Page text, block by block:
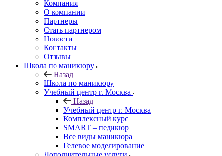
Компания
О компании
Партнеры
Стать партнером
Новости
Контакты
Отзывы
Школа по маникюру
Назад
Школа по маникюру
Учебный центр г. Москва
Назад
Учебный центр г. Москва
Комплексный курс
SMART – педикюр
Все виды маникюра
Гелевое моделирование
Дополнительные услуги